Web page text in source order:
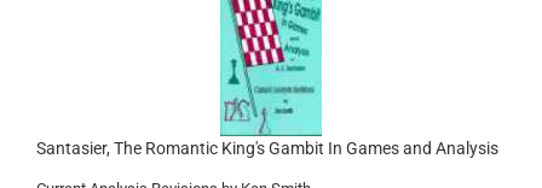
Santasier, The Romantic King's Gambit In Games and Analysis